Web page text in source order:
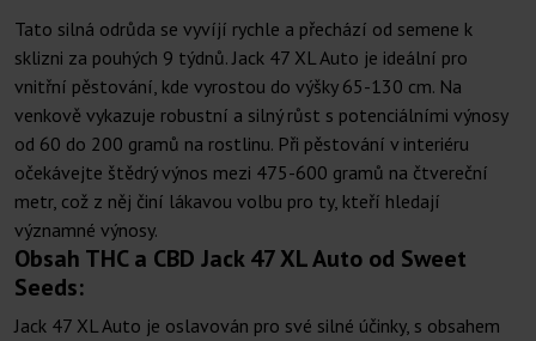
Tato silná odrůda se vyvíjí rychle a přechází od semene k
sklizni za pouhých 9 týdnů. Jack 47 XL Auto je ideální pro
vnitřní pěstování, kde vyrostou do výšky 65-130 cm. Na
venkově vykazuje robustní a silný růst s potenciálními výnosy
od 60 do 200 gramů na rostlinu. Při pěstování v interiéru
očekávejte štědrý výnos mezi 475-600 gramů na čtvereční
metr, což z něj činí lákavou volbu pro ty, kteří hledají
významné výnosy.
Obsah THC a CBD Jack 47 XL Auto od Sweet
Seeds:
Jack 47 XL Auto je oslavován pro své silné účinky, s obsahem